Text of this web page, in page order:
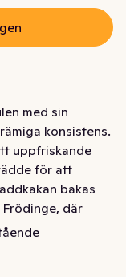
med sin
konsistens.
uppfriskande
för att
bakas
där
och